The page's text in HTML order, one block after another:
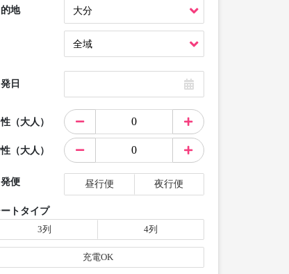
的地
日
（大人）
（大人）
便 昼行便 夜行便
トタイプ
3列
4列
充電OK